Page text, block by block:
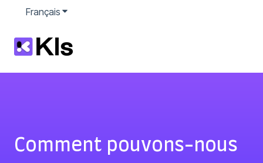
Français Afficher le sous-menu pour les traductions
Comment pouvons-nous